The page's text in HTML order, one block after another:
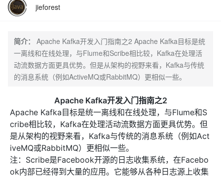
jieforest
简介：
Apache Kafka开发入门指南之2 Apache Kafka目标是统
一离线和在线处理，与Flume和Scribe相比较，Kafka在处理活
动流数据方面更具优势。但是从架构的视野来看，Kafka与传统
的消息系统（例如ActiveMQ或RabbitMQ）更相似一些。
Apache Kafka开发入门指南之2
Apache Kafka目标是统一离线和在线处理，与Flume和S
cribe相比较，Kafka在处理活动流数据方面更具优势。但
是从架构的视野来看，Kafka与传统的消息系统（例如Act
iveMQ或RabbitMQ）更相似一些。
注：Scribe是Facebook开源的日志收集系统，在Facebo
ok内部已经得到大量的应用。它能够从各种日志源上收集